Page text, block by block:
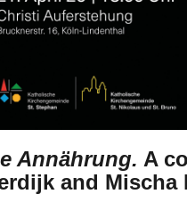
Annährung. A
and Mischa